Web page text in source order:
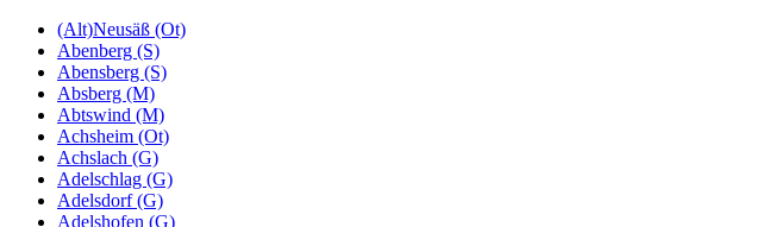
(Alt)Neusäß (Ot)
Abenberg (S)
Abensberg (S)
Absberg (M)
Abtswind (M)
Achsheim (Ot)
Achslach (G)
Adelschlag (G)
Adelsdorf (G)
Adelshofen (G)